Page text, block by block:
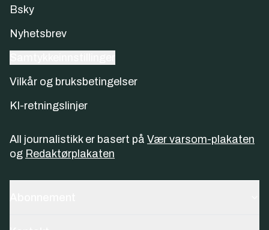
Bsky
Nyhetsbrev
Vilkår og bruksbetingelser
KI-retningslinjer
All journalistikk er basert på Vær varsom-plakaten
og Redaktørplakaten